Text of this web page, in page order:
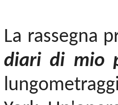
La rassegna
diari di mio